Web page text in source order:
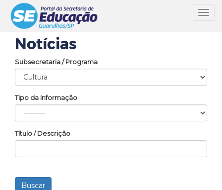
Notícias
Subsecretaria / Programa
Tipo da Informação
Título / Descrição